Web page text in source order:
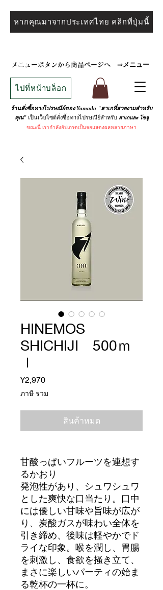
หากคุณมาจากประเทศไทย คลิกที่ปุ่มนี้
メニューボタンから商品ページへ ⇒ メニュー
ไปที่หน้าบล็อก
ร้านสั่งซื้อทางไปรษณีย์ของ Yamada "สาเกที่สวยงามสำหรับ
คุณ"เป็นเว็บไซต์สั่งซื้อทางไปรษณีย์สำหรับ สาเกและ โชจู
ขณะนี้ เรากำลังอัปเกรดเป็นจอแสดงผลหลายภาษา
HINEMOS
SHICHIJI 500ｍ
ｌ
¥2,970ราคา
ภาษี รวม
สินค้าหมด
甘酸っぱいフルーツを連想す
るかおり
発泡性があり、シュワシュワ
とした爽快な口当たり。口中
には優しい甘味や旨味が広が
り、炭酸ガスが味わい全体を
引き締め、後味は軽やかでド
ライな印象。喉を潤し、胃腸
を刺激し、食欲を掻き立て、
まさに楽しいパーティの始ま
る乾杯の一杯に。